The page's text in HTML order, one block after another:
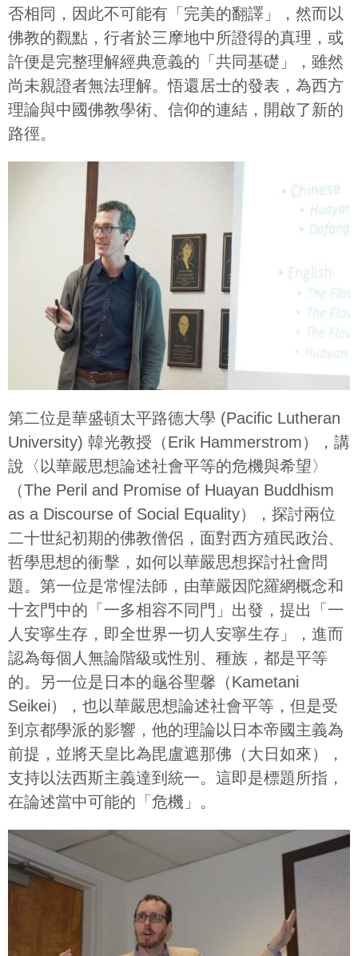
否相同，因此不可能有「完美的翻譯」，然而以
佛教的觀點，行者於三摩地中所證得的真理，或
許便是完整理解經典意義的「共同基礎」，雖然
尚未親證者無法理解。悟還居士的發表，為西方
理論與中國佛教學術、信仰的連結，開啟了新的
路徑。
第二位是華盛頓太平路德大學 (Pacific Lutheran
University) 韓光教授（Erik Hammerstrom），講
說〈以華嚴思想論述社會平等的危機與希望〉
（The Peril and Promise of Huayan Buddhism
as a Discourse of Social Equality），探討兩位
二十世紀初期的佛教僧侶，面對西方殖民政治、
哲學思想的衝擊，如何以華嚴思想探討社會問
題。第一位是常惺法師，由華嚴因陀羅網概念和
十玄門中的「一多相容不同門」出發，提出「一
人安寧生存，即全世界一切人安寧生存」，進而
認為每個人無論階級或性別、種族，都是平等
的。另一位是日本的龜谷聖馨（Kametani
Seikei），也以華嚴思想論述社會平等，但是受
到京都學派的影響，他的理論以日本帝國主義為
前提，並將天皇比為毘盧遮那佛（大日如來），
支持以法西斯主義達到統一。這即是標題所指，
在論述當中可能的「危機」。